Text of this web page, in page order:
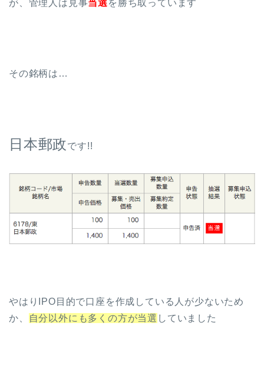
が、管理人は見事当選 を勝ち取っています
その銘柄は…
日本郵政です!!
やはりIPO目的で口座を作成している人が少ないため
か、
自分以外にも多くの方が当選 していました